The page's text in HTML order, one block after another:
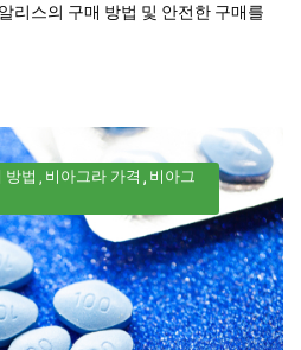
리스의 구매 방법 및 안전한 구매를
방법 비아그라 가격
비아그